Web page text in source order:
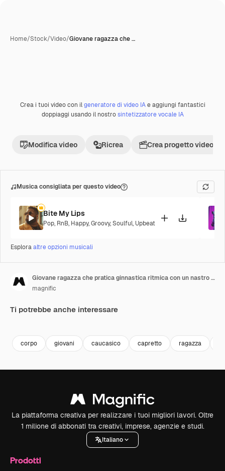
Home/Stock/Video/Giovane ragazza che …
Crea i tuoi video con ilgeneratore di video IAe aggiungi fantastici
doppiaggi usando il nostrosintetizzatore vocale IA
Modifica video Ricrea Crea progetto video
Musica consigliata per questo video
Bite My Lips
Pop, RnB, Happy,Groovy,Soulful, Upbeat
Esploraaltre opzioni musicali
Giovane ragazza che pratica ginnastica ritmica con un nastro in palestra
magnific
Ti potrebbe anche interessare
corpo giovani caucasico capretto ragazza
La piattaforma creativa per realizzare i tuoi migliori lavori. Oltre
1 milione di abbonati tra creativi, imprese, agenzie e studi.
Italiano
Prodotti